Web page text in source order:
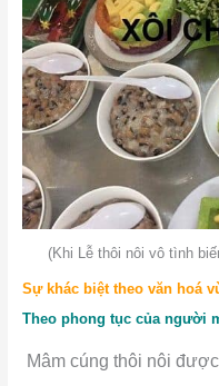
(Khi Lễ thôi nôi vô tình
Sự khác biệt theo văn hoá
Theo phong tục của người
Mâm cúng thôi nôi